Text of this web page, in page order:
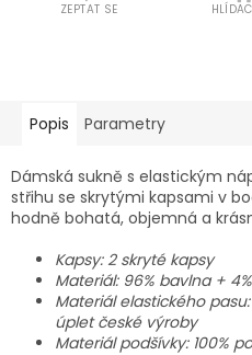
ZEPTAT SE
Popis Parametry
Dámská sukně s elastickým
střihu se skrytými kapsami v
hodně bohatá, objemná a
Kapsy: 2 skryté kapsy
Materiál: 96% bavlna +
Materiál elastického
úplet české výroby
Materiál podšívky: 100%